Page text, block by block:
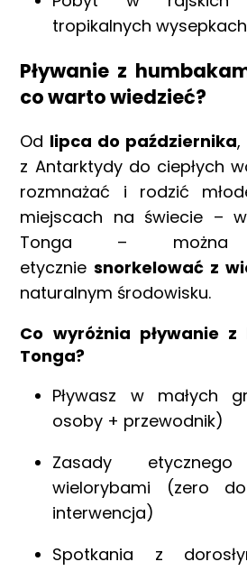
tropikalnych
Pływanie z
co warto wiedzieć?
Od lipca do października,
z Antarktydy do ciepłych
rozmnażać i rodzić
miejscach na świecie –
Tonga –
etyczniesnorkelować z
naturalnym środowisku.
Co wyróżnia pływanie
Tonga?
Pływasz w małych
osoby + przewodnik)
Zasady
wielorybami (zero
interwencja)
Spotkania z